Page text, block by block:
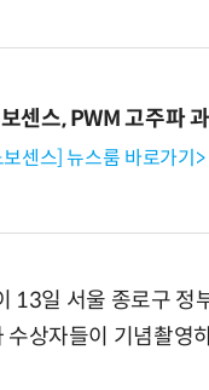
센스, PWM 고주파
보센스] 뉴스룸 바로가기>
13일 서울 종로구 정
상자들이 기념촬영